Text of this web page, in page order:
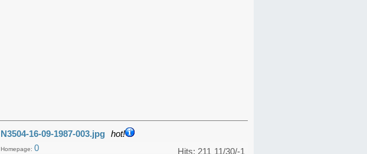
N3504-16-09-1987-003.jpg hot!
11/30/-1
Hits: 211
Homepage: 0